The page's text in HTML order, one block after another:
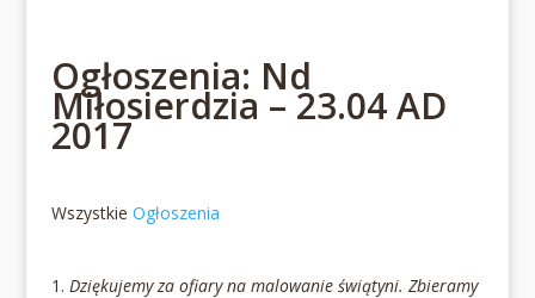
Ogłoszenia: Nd
Miłosierdzia – 23.04 AD
2017
Wszystkie Ogłoszenia
Dziękujemy za ofiary na malowanie świątyni. Zbieramy